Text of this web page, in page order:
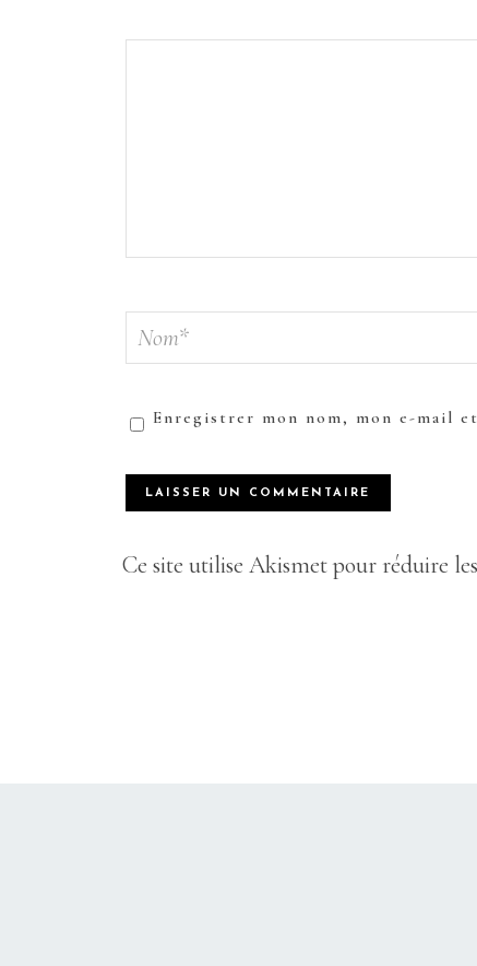
Enregistrer mon nom, mon e-mail
Ce site utilise Akismet pour réduire